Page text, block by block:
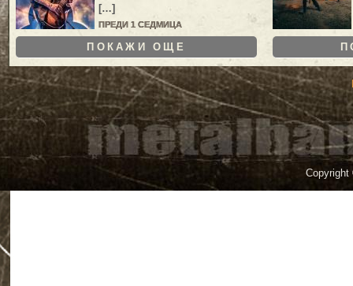
[…]
ПРЕДИ 1 СЕДМИЦА
ПОКАЖИ ОЩЕ